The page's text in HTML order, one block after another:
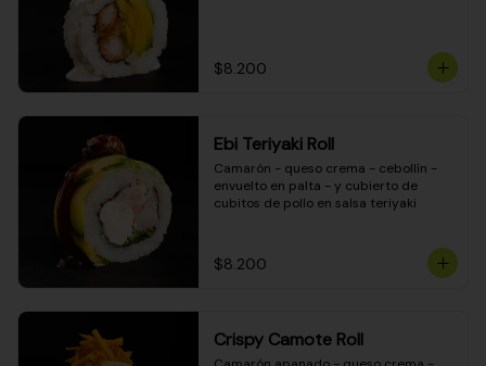
$8.200
Ebi Teriyaki Roll
Camarón - queso crema - cebollín -
envuelto en palta - y cubierto de
cubitos de pollo en salsa teriyaki
$8.200
Crispy Camote Roll